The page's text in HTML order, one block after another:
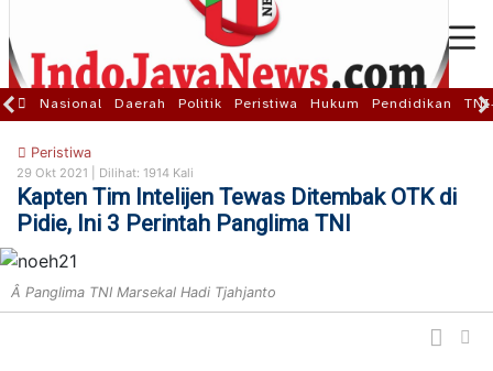
Nasional Daerah Politik Peristiwa Hukum Pendidikan
Peristiwa
29 Okt 2021 | Dilihat: 1914 Kali
Kapten Tim Intelijen Tewas Ditembak OTK di
Pidie, Ini 3 Perintah Panglima TNI
Â Panglima TNI Marsekal Hadi Tjahjanto